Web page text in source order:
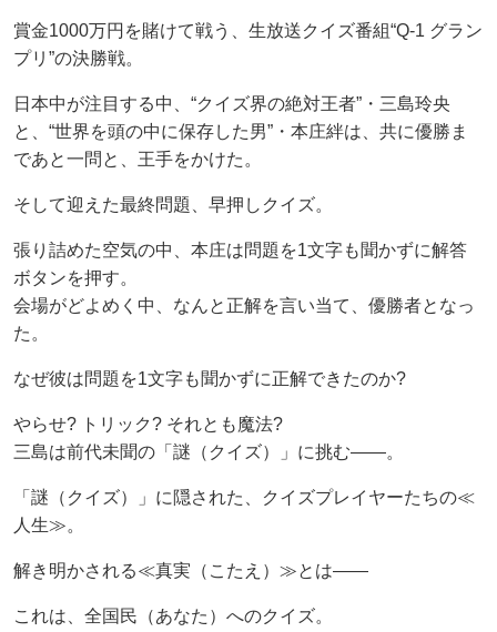
賞金1000万円を賭けて戦う、生放送クイズ番組“Q‐1 グラン
プリ”の決勝戦。
日本中が注目する中、“クイズ界の絶対王者”・三島玲央
と、“世界を頭の中に保存した男”・本庄絆は、共に優勝ま
であと一問と、王手をかけた。
そして迎えた最終問題、早押しクイズ。
張り詰めた空気の中、本庄は問題を1文字も聞かずに解答
ボタンを押す。
会場がどよめく中、なんと正解を言い当て、優勝者となっ
た。
なぜ彼は問題を1文字も聞かずに正解できたのか?
やらせ? トリック? それとも魔法?
三島は前代未聞の「謎（クイズ）」に挑む——。
「謎（クイズ）」に隠された、クイズプレイヤーたちの≪
人生≫。
解き明かされる≪真実（こたえ）≫とは——
これは、全国民（あなた）へのクイズ。